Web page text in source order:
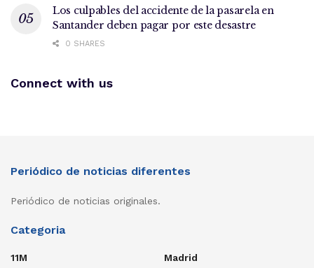
Los culpables del accidente de la pasarela en
Santander deben pagar por este desastre
0 SHARES
Connect with us
Periódico de noticias diferentes
Periódico de noticias originales.
Categoria
11M
Madrid